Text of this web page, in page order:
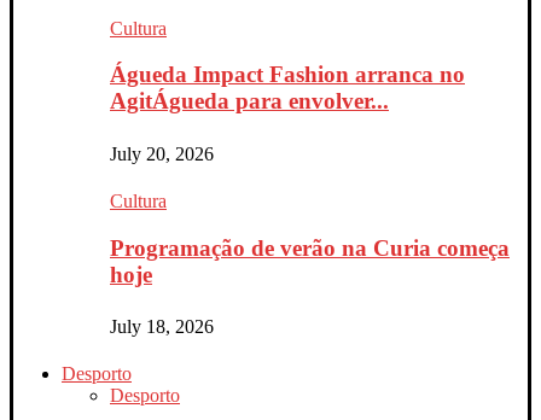
Cultura
Águeda Impact Fashion arranca no
AgitÁgueda para envolver...
July 20, 2026
Cultura
Programação de verão na Curia começa
hoje
July 18, 2026
Desporto
Desporto